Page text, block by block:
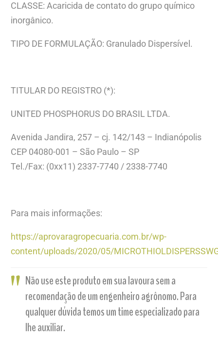
CLASSE: Acaricida de contato do grupo químico
inorgânico.
TIPO DE FORMULAÇÃO: Granulado Dispersível.
TITULAR DO REGISTRO (*):
UNITED PHOSPHORUS DO BRASIL LTDA.
Avenida Jandira, 257 – cj. 142/143 – Indianópolis
CEP 04080-001 – São Paulo – SP
Tel./Fax: (0xx11) 2337-7740 / 2338-7740
Para mais informações:
https://aprovaragropecuaria.com.br/wp-
content/uploads/2020/05/
Não use este produto em sua lavoura sem a
recomendação de um engenheiro agrônomo. Para
qualquer dúvida temos um time especializado para
lhe auxiliar.